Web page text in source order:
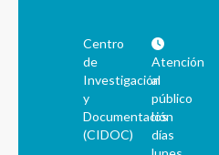
Centro
de
Investigación
y
Documentación
(CIDOC)
Atención
al
público
los
días